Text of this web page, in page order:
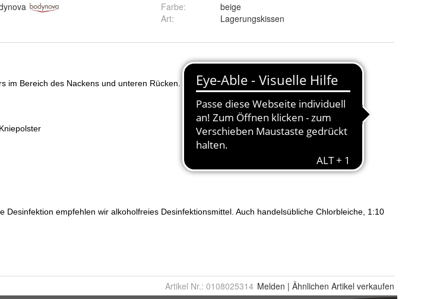
Farbe:
beige
Art: Lagerungskissen
Artikel Nr.: 0108025314 Melden | Ähnlichen Artikel verkaufen